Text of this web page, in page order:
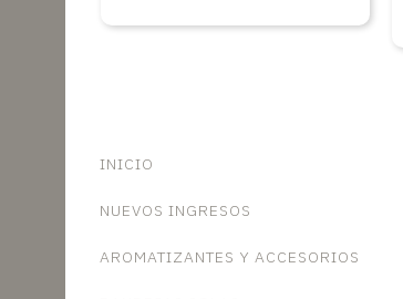
INICIO
NUEVOS INGRESOS
AROMATIZANTES Y ACCESORIOS